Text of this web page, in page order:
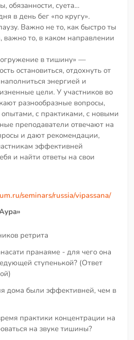
обязанности, суета…
в день бег «по кругу».
Важно не то, как быстро ты
то, в каком направлении
в тишину» —
остановиться, отдохнуть от
энергией и
цели. У участников во
разнообразные вопросы,
с практиками, с новыми
преподаватели отвечают на
и дают рекомендации,
эффективней
и найти ответы на свои
seminars/russia/vipassana/
ретрита
пранаяме - для чего она
ступенькой? (Ответ
дома были эффективней, чем в
практики концентрации на
на звуке тишины?